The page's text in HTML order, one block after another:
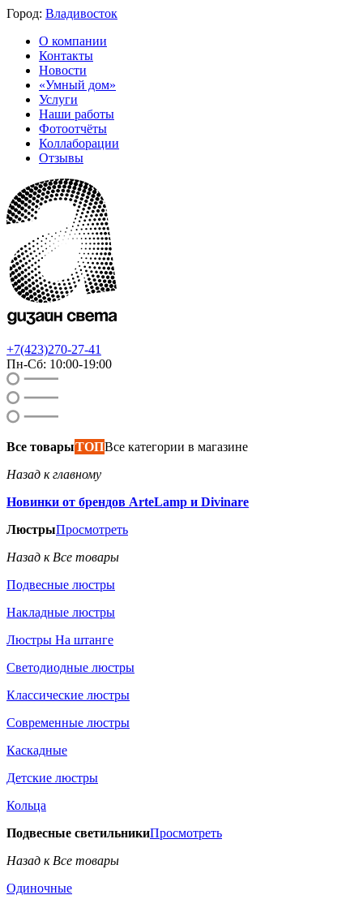
Город: Владивосток
О компании
Контакты
Новости
«Умный дом»
Услуги
Наши работы
Фотоотчёты
Коллаборации
Отзывы
+7(423)270-27-41
Пн-Сб: 10:00-19:00
Все товарыТОПВсе категории в магазине
Назад к главному
Новинки от брендов ArteLamp и Divinare
ЛюстрыПросмотреть
Назад к Все товары
Подвесные люстры
Накладные люстры
Люстры На штанге
Светодиодные люстры
Классические люстры
Современные люстры
Каскадные
Детские люстры
Кольца
Подвесные светильникиПросмотреть
Назад к Все товары
Одиночные